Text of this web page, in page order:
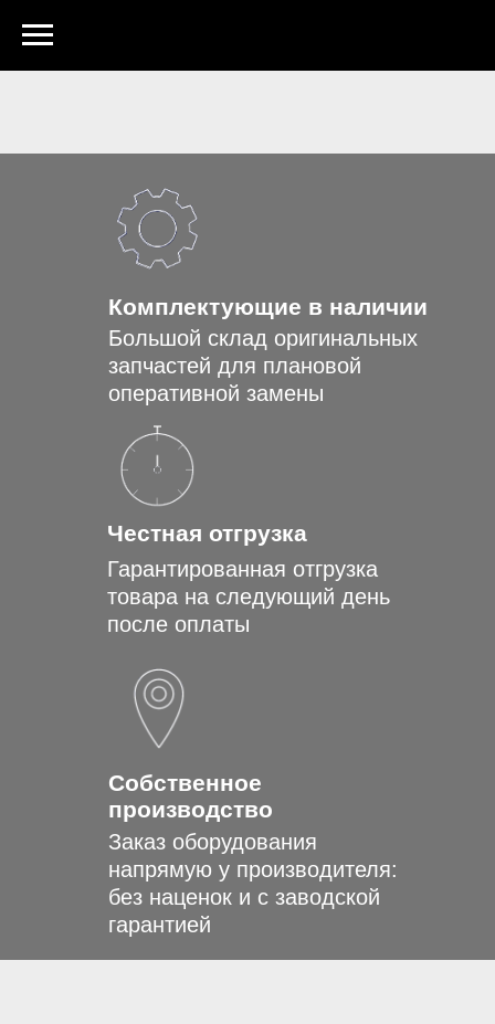
Большой склад оригинальных
запчастей для плановой
оперативной замены
Честная отгрузка
Гарантированная отгрузка
товара на следующий день
после оплаты
Собственное
производство
Заказ оборудования
напрямую у производителя:
без наценок и с заводской
гарантией
Комплектующие в наличии